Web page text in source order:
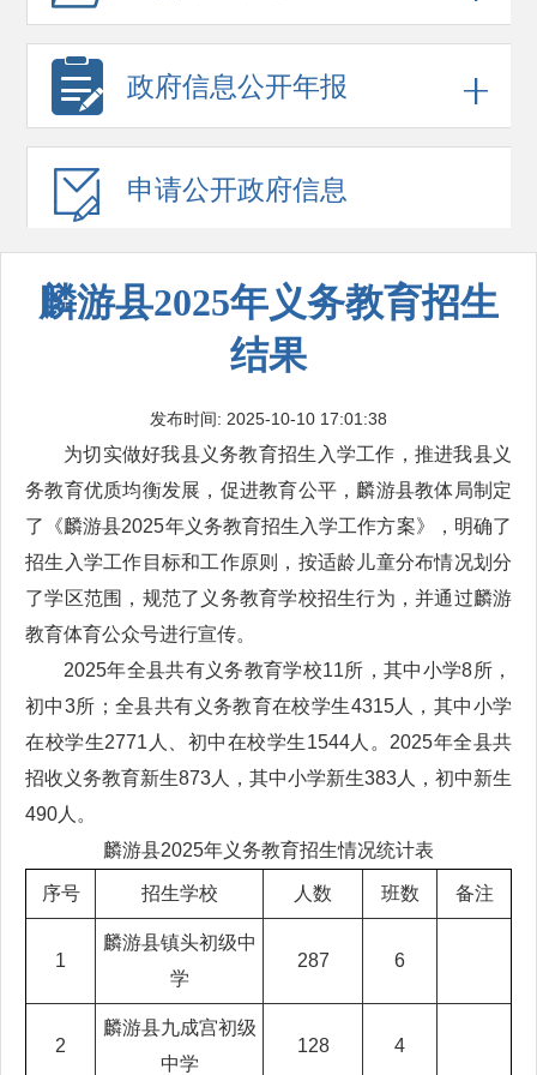
政府信息公开年报
申请公开政府信息
麟游县2025年义务教育招生
结果
发布时间: 2025-10-10 17:01:38
为切实做好我县义务教育招生入学工作，推进我县义
务教育优质均衡发展，促进教育公平，麟游县教体局制定
了《麟游县2025年义务教育招生入学工作方案》，明确了
招生入学工作目标和工作原则，按适龄儿童分布情况划分
了学区范围，规范了义务教育学校招生行为，并通过麟游
教育体育公众号进行宣传。
2025年全县共有义务教育学校11所，其中小学8所，
初中3所；全县共有义务教育在校学生4315人，其中小学
在校学生2771人、初中在校学生1544人。2025年全县共
招收义务教育新生873人，其中小学新生383人，初中新生
490人。
麟游县2025年义务教育招生情况统计表
序号 招生学校 人数 班数 备注
1
麟游县镇头初级中
学
287 6
2
麟游县九成宫初级
中学
128 4